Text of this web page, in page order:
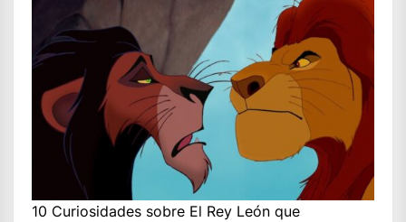
10 Curiosidades sobre El Rey León que